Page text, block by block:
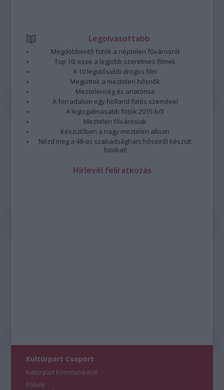
Legolvasottabb
Megdöbbentő fotók a néptelen fővárosról
Top 10: ezek a legjobb szerelmes filmek
A 10 legütősebb drogos film
Megjöttek a meztelen hősnők
Meztelenség és anatómia
A forradalom egy holland fotós szemével
A legizgalmasabb fotók 2015-ből
Meztelen fővárosiak
Készülőben a nagy meztelen album
Nézd meg a 48-as szabadságharc hőseiről készült
fotókat!
Hírlevél feliratkozás
Kultúrpart Csoport
Kultúrpart Kommunikáció
Rólunk